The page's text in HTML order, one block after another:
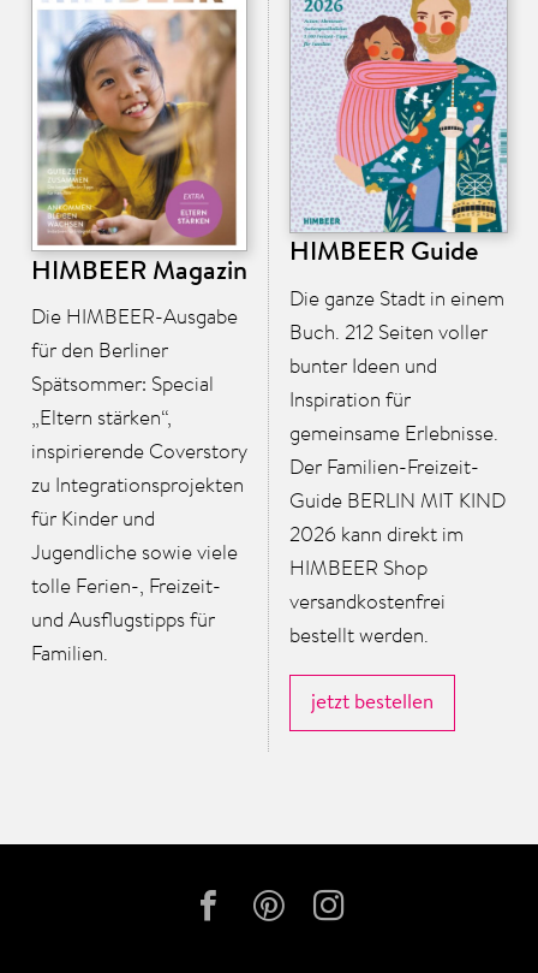
HIMBEER Magazin
Die HIMBEER-Ausgabe
für den Berliner
Spätsommer: Special
„Eltern stärken“,
inspirierende Coverstory
zu Integrationsprojekten
für Kinder und
Jugendliche sowie viele
tolle Ferien-, Freizeit-
und Ausflugstipps für
Familien.
HIMBEER Guide
Die ganze Stadt in einem
Buch. 212 Seiten voller
bunter Ideen und
Inspiration für
gemeinsame Erlebnisse.
Der Familien-Freizeit-
Guide BERLIN MIT KIND
2026 kann direkt im
HIMBEER Shop
versandkostenfrei
bestellt werden.
jetzt bestellen